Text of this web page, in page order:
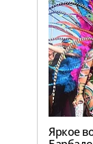
Яркое